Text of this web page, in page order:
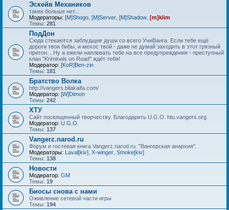
Эскейв Механиков
таких больше нет...
Модераторы: [M]Shogo [M]Server [M]Shadow [m]klim
Темы: 281
ПодДон
Сюда стекаются заблудщие души со всего УниВанга. Если тебе ещё
дороги твои бибы, и мехос твой - даже не думай заходить в этот грязный
притон... Ну а ежели наплевать тебе на все предупреждения - преступный
клан "Kriminals on Road" ждёт тебя!
Модератор: [KoR]Ben-zin
Темы: 181
Братство Волка
http://vangers.bilakaifa.com/
Модератор: [W]Dimon
Темы: 242
ХТУ
Сайт посвященный творчеству. Благодарить U.G.O. htu.vangers.org
Модератор: U.G.O.
Темы: 137
Vangerz.narod.ru
Форум и гостевая книга Vangerz.narod.ru. "Вангерская анархия".
Модераторы: Laval[kiv] X-winger Smoke[kiv]
Темы: 138
Новости
Модератор: GM
Темы: 19
Биосы снова с нами
Оживление сетевой части игры
Темы: 194